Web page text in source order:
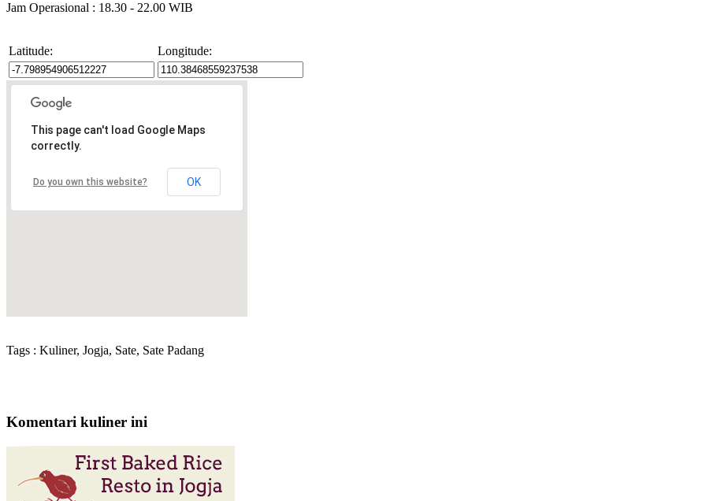
Jam Operasional : 18.30 - 22.00 WIB
Latitude: Longitude:
This page can't load Google Maps
correctly.
Do you own this website? OK
Tags : Kuliner, Jogja, Sate, Sate Padang
Komentari kuliner ini